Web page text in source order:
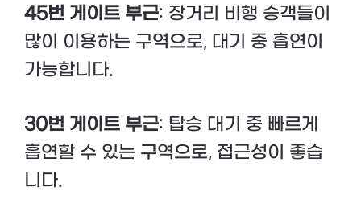
45번 게이트 부근: 장거리 비행 승객들이
많이 이용하는 구역으로, 대기 중 흡연이
가능합니다.
30번 게이트 부근: 탑승 대기 중 빠르게
흡연할 수 있는 구역으로, 접근성이 좋습
니다.